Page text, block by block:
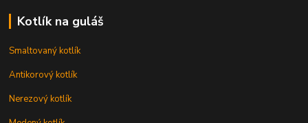
Kotlík na guláš
Smaltovaný kotlík
Antikorový kotlík
Nerezový kotlík